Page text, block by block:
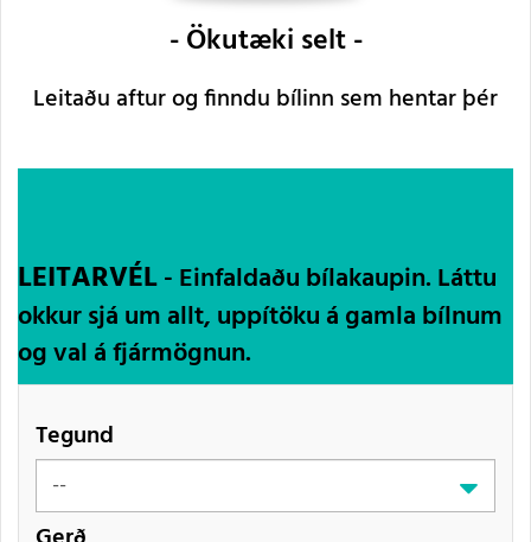
Ökutæki selt
Leitaðu aftur og finndu bílinn sem hentar þér
LEITARVÉL- Einfaldaðu bílakaupin. Láttu
okkur sjá um allt, uppítöku á gamla bílnum
og val á fjármögnun.
Tegund